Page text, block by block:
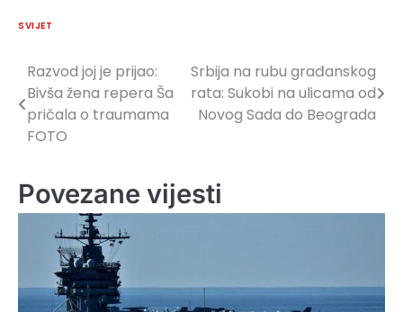
SVIJET
Navigacija
članaka
Razvod joj je prijao:
Bivša žena repera Ša
pričala o traumama
FOTO
Srbija na rubu građanskog
rata: Sukobi na ulicama od
Novog Sada do Beograda
Povezane vijesti